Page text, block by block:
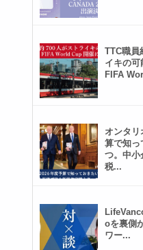
TTC職員
イキの可
FIFA
オンタリ
算で知っ
つ。中小
税...
oを裏側
ワー...